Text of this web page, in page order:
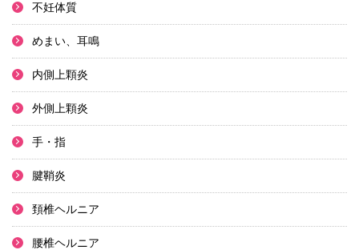
不妊体質
めまい、耳鳴
内側上顆炎
外側上顆炎
手・指
腱鞘炎
頚椎ヘルニア
腰椎ヘルニア